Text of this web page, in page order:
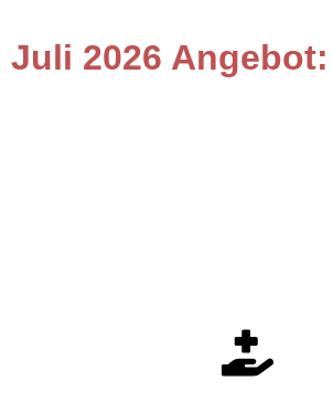
Juli 2026 Angebot: